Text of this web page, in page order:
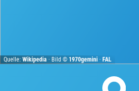
Quelle:Wikipedia · Bild © 1970gemini ·FAL